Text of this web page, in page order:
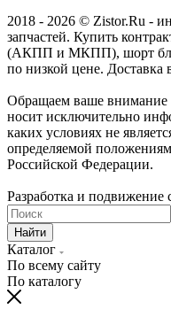
2018 - 2026 © Zistor.Ru -
запчастей. Купить
(АКПП и МКПП), шорт
по низкой цене.
Обращаем ваше внимание
носит исключительно
каких условиях не
определяемой
Российской Федерации.
Разработка и подвижение
Найти
Каталог
По всему сайту
По каталогу